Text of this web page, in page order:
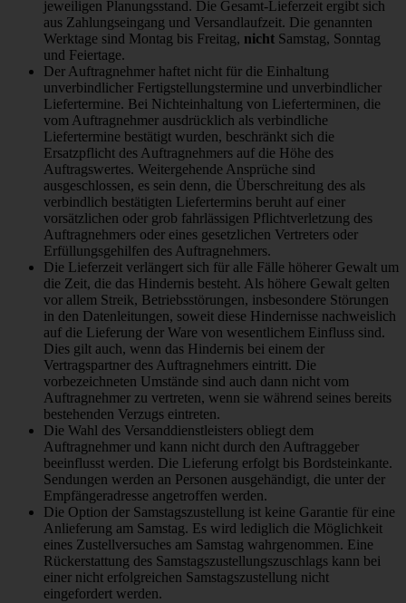
jeweiligen Planungsstand. Die Gesamt-Lieferzeit ergibt sich
aus Zahlungseingang und Versandlaufzeit. Die genannten
Werktage sind Montag bis Freitag, nicht Samstag, Sonntag
und Feiertage.
Der Auftragnehmer haftet nicht für die Einhaltung
unverbindlicher Fertigstellungstermine und unverbindlicher
Liefertermine. Bei Nichteinhaltung von Lieferterminen, die
vom Auftragnehmer ausdrücklich als verbindliche
Liefertermine bestätigt wurden, beschränkt sich die
Ersatzpflicht des Auftragnehmers auf die Höhe des
Auftragswertes. Weitergehende Ansprüche sind
ausgeschlossen, es sein denn, die Überschreitung des als
verbindlich bestätigten Liefertermins beruht auf einer
vorsätzlichen oder grob fahrlässigen Pflichtverletzung des
Auftragnehmers oder eines gesetzlichen Vertreters oder
Erfüllungsgehilfen des Auftragnehmers.
Die Lieferzeit verlängert sich für alle Fälle höherer Gewalt um
die Zeit, die das Hindernis besteht. Als höhere Gewalt gelten
vor allem Streik, Betriebsstörungen, insbesondere Störungen
in den Datenleitungen, soweit diese Hindernisse nachweislich
auf die Lieferung der Ware von wesentlichem Einfluss sind.
Dies gilt auch, wenn das Hindernis bei einem der
Vertragspartner des Auftragnehmers eintritt. Die
vorbezeichneten Umstände sind auch dann nicht vom
Auftragnehmer zu vertreten, wenn sie während seines bereits
bestehenden Verzugs eintreten.
Die Wahl des Versanddienstleisters obliegt dem
Auftragnehmer und kann nicht durch den Auftraggeber
beeinflusst werden. Die Lieferung erfolgt bis Bordsteinkante.
Sendungen werden an Personen ausgehändigt, die unter der
Empfängeradresse angetroffen werden.
Die Option der Samstagszustellung ist keine Garantie für eine
Anlieferung am Samstag. Es wird lediglich die Möglichkeit
eines Zustellversuches am Samstag wahrgenommen. Eine
Rückerstattung des Samstagszustellungszuschlags kann bei
einer nicht erfolgreichen Samstagszustellung nicht
eingefordert werden.